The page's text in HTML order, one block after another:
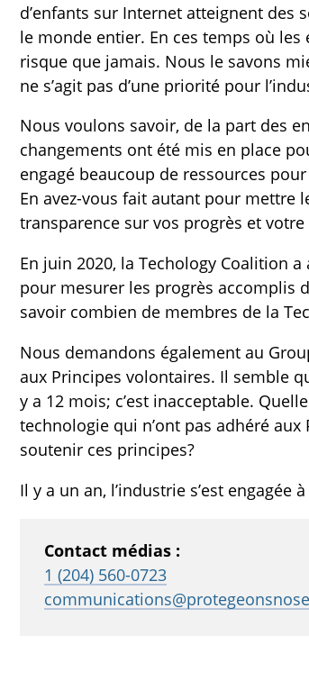
d’enfants sur Internet atteignent des
le monde entier. En ces temps où
risque que jamais. Nous le savons
ne s’agit pas d’une priorité pour
Nous voulons savoir, de la part des
changements ont été mis en place
engagé beaucoup de ressources
En avez-vous fait autant pour mettre
transparence sur vos progrès et
En juin 2020, la Techology Coalition
pour mesurer les progrès accomplis
savoir combien de membres de la
Nous demandons également au
aux Principes volontaires. Il semble
y a 12 mois; c’est inacceptable.
technologie qui n’ont pas adhéré
soutenir ces principes?
Il y a un an, l’industrie s’est
Contact médias :
1 (204) 560-0723